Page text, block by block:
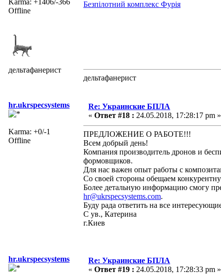
Offline
дельтафанерист
Безпілотний комплекс Фурія
дельтафанерист
hr.ukrspecsystems
Karma: +0/-1
Offline
Re: Украинские БПЛА
« Ответ #18 : 24.05.2018, 17:28:17 pm »
ПРЕДЛОЖЕНИЕ О РАБОТЕ!!!
Всем добрый день!
Компания производитель дронов и
формовщиков.
Для нас важен опыт работы с
Со своей стороны обещаем
Более детальную информацию смогу
hr@ukrspecsystems.com.
Буду рада ответить на все
С ув., Катерина
г.Киев
hr.ukrspecsystems
Re: Украинские БПЛА
« Ответ #19 : 24.05.2018, 17:28:33 pm »